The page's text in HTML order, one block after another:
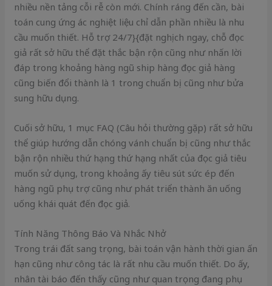
nhiều nền tảng cỗi rễ còn mới. Chính ráng đến cần, bài
toán cung ứng ác nghiệt liệu chỉ dẫn phần nhiều là nhu
cầu muốn thiết. Hỗ trợ 24/7}{đặt nghịch ngay, chỗ đọc
giả rất sở hữu thể đặt thắc bận rộn cũng như nhấn lời
đáp trong khoảng hàng ngũ ship hàng đọc giả hàng
cũng biến đổi thành là 1 trong chuẩn bị cũng như bửa
sung hữu dụng.
Cuối sở hữu, 1 mục FAQ (Câu hỏi thường gặp) rất sở hữu
thể giúp hướng dẫn chóng vánh chuẩn bị cũng như thắc
bận rộn nhiều thứ hạng thứ hạng nhất của đọc giả tiêu
muốn sử dụng, trong khoảng ấy tiêu sút sức ép đến
hàng ngũ phụ trợ cũng như phát triển thành ăn uống
uống khái quát đến đọc giả.
Tính Năng Thông Báo Và Nhắc Nhở
Trong trái đất sang trọng, bài toán vận hành thời gian ấn
hạn cũng như công tác là rất nhu cầu muốn thiết. Do ấy,
nhân tài báo đến thấy cũng như quan trọng đang phụ